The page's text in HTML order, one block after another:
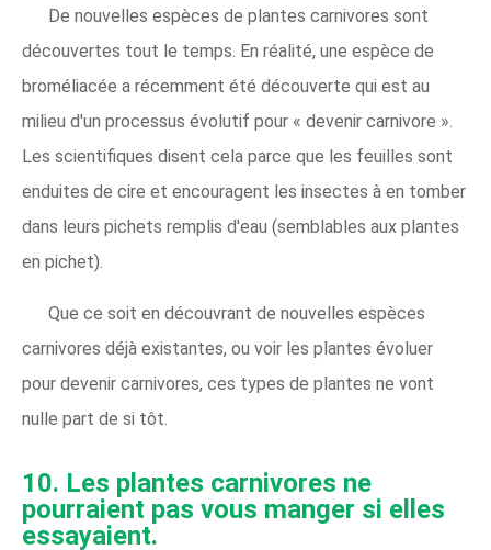
De nouvelles espèces de plantes carnivores sont
découvertes tout le temps. En réalité, une espèce de
broméliacée a récemment été découverte qui est au
milieu d'un processus évolutif pour « devenir carnivore ».
Les scientifiques disent cela parce que les feuilles sont
enduites de cire et encouragent les insectes à en tomber
dans leurs pichets remplis d'eau (semblables aux plantes
en pichet).
Que ce soit en découvrant de nouvelles espèces
carnivores déjà existantes, ou voir les plantes évoluer
pour devenir carnivores, ces types de plantes ne vont
nulle part de si tôt.
10. Les plantes carnivores ne
pourraient pas vous manger si elles
essayaient.